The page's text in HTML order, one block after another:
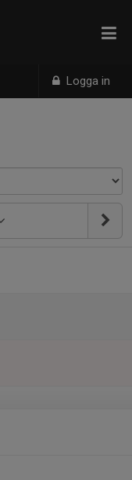
Logga in